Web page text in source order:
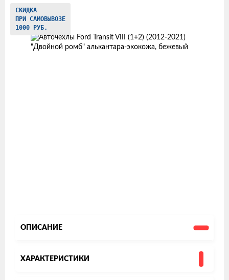
Изображения
товаров
СКИДКА
ПРИ САМОВЫВОЗЕ
1000 РУБ.
ОПИСАНИЕ
ХАРАКТЕРИСТИКИ